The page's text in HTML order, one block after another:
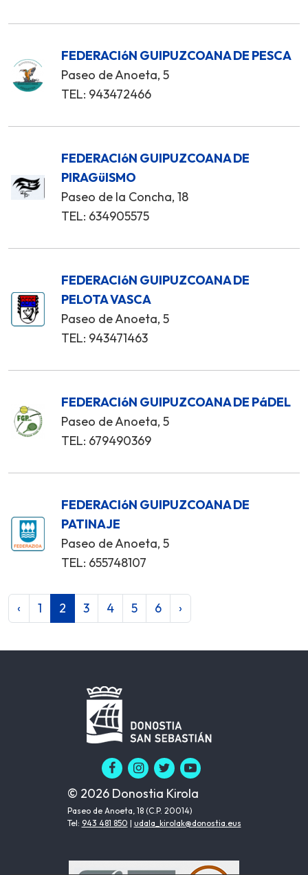
FEDERACIóN GUIPUZCOANA DE PESCA
Paseo de Anoeta, 5
TEL: 943472466
FEDERACIóN GUIPUZCOANA DE
PIRAGüISMO
Paseo de la Concha, 18
TEL: 634905575
FEDERACIóN GUIPUZCOANA DE
PELOTA VASCA
Paseo de Anoeta, 5
TEL: 943471463
FEDERACIóN GUIPUZCOANA DE PáDEL
Paseo de Anoeta, 5
TEL: 679490369
FEDERACIóN GUIPUZCOANA DE
PATINAJE
Paseo de Anoeta, 5
TEL: 655748107
‹ 1 2 3 4 5 6 ›
© 2026 Donostia Kirola
Paseo de Anoeta, 18 (C.P. 20014)
Tel: 943 481 850 | udala_kirolak@donostia.eus